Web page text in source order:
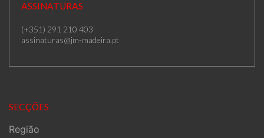
ASSINATURAS
(+351) 291 210 403
assinaturas@jm-madeira.pt
SECÇÕES
Região